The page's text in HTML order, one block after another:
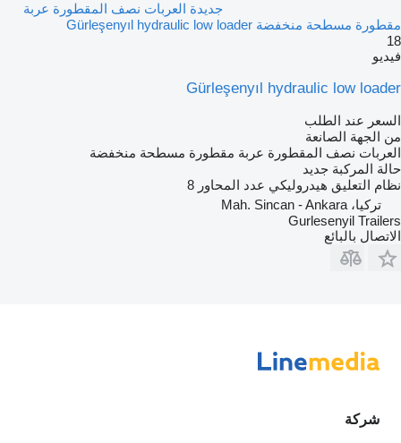
جديدة العربات نصف المقطورة عربة
مقطورة مسطحة منخفضة Gürleşenyıl hydraulic low loader
18
فيديو
Gürleşenyıl hydraulic low loader
السعر عند الطلب
من الجهة الصانعة
العربات نصف المقطورة عربة مقطورة مسطحة منخفضة
حالة المركبة جديد
نظام التعليق هيدروليكي عدد المحاور 8
تركيا، Mah. Sincan - Ankara
Gurlesenyil Trailers
الاتصال بالبائع
شركة